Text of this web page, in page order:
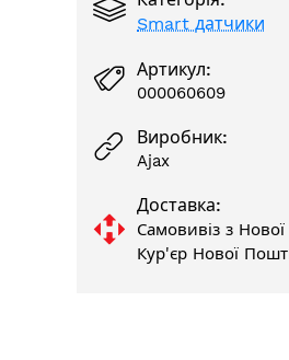
Smart датчики
Артикул:
000060609
Виробник:
Ajax
Доставка:
Самовивіз з
Кур'єр Нової